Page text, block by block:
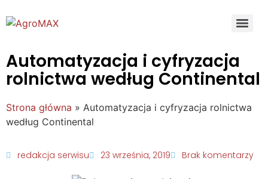
Automatyzacja i cyfryzacja
rolnictwa według Continental
Strona główna » Automatyzacja i cyfryzacja rolnictwa
według Continental
redakcja serwisu 23 września, 2019 Brak komentarzy